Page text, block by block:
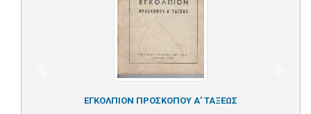
ΕΓΚΟΛΠΙΟΝ ΠΡΟΣΚΟΠΟΥ Α' ΤΑΞΕΩΣ